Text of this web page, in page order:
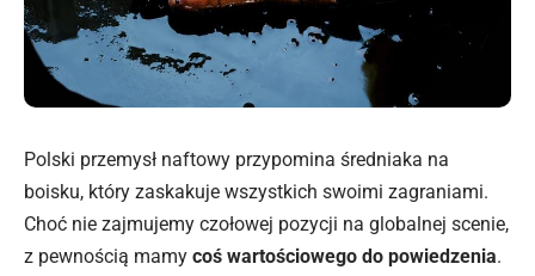
Polski przemysł naftowy przypomina średniaka na
boisku, który zaskakuje wszystkich swoimi zagraniami.
Choć nie zajmujemy czołowej pozycji na globalnej scenie,
z pewnością mamy coś wartościowego do powiedzenia.